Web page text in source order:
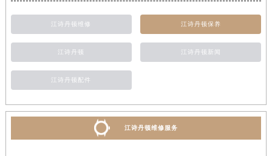
江诗丹顿维修 江诗丹顿保养
江诗丹顿 江诗丹顿新闻
江诗丹顿配件
江诗丹顿维修服务